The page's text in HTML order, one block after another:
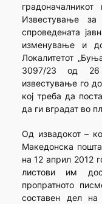
Известување за
спроведената
изменување и
Локалитетот
3097/23 од 26
известување го
кој треба да
да ги вградат во
Од извадокот –
Македонска
на 12 април 2012
листови им
пропратното
составен дел на